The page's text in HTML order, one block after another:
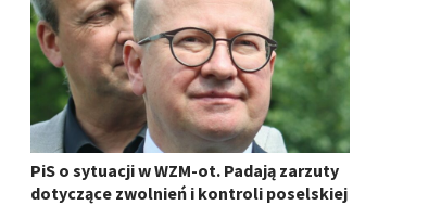
PiS o sytuacji w WZM-ot. Padają zarzuty
dotyczące zwolnień i kontroli poselskiej